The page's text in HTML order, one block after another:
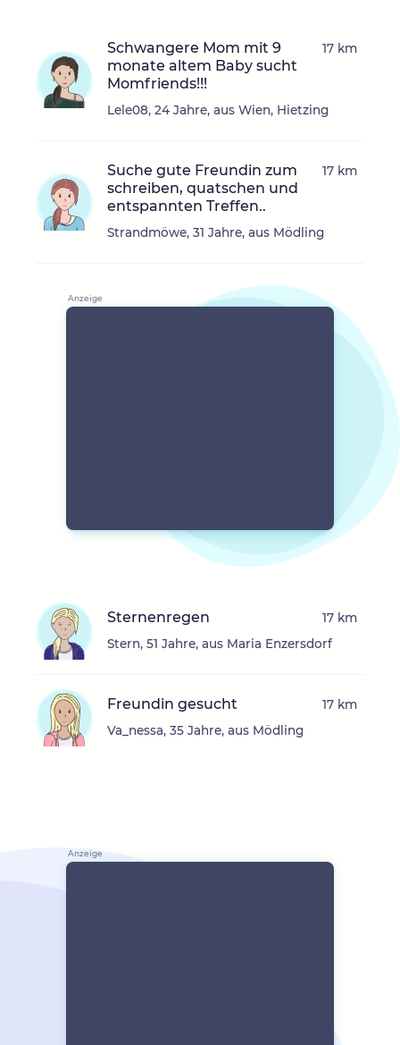
Schwangere Mom mit 9
monate altem Baby sucht
Momfriends!!!
Lele08, 24 Jahre, aus Wien, Hietzing
17 km
Suche gute Freundin zum
schreiben, quatschen und
entspannten Treffen..
Strandmöwe, 31 Jahre, aus Mödling
17 km
Sternenregen
Stern, 51 Jahre, aus Maria Enzersdorf
17 km
Freundin gesucht
Va_nessa, 35 Jahre, aus Mödling
17 km